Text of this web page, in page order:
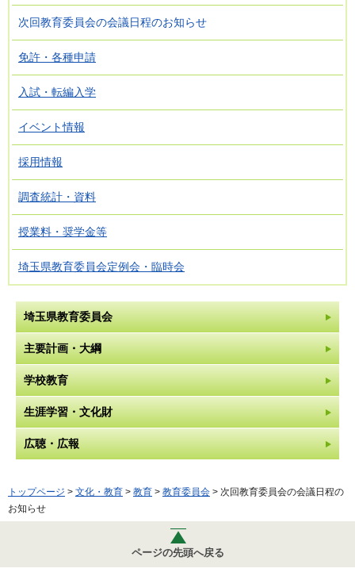
次回教育委員会の会議日程のお知らせ
免許・各種申請
入試・転編入学
イベント情報
採用情報
調査統計・資料
授業料・奨学金等
埼玉県教育委員会定例会・臨時会
埼玉県教育委員会
主要計画・大綱
学校教育
生涯学習・文化財
広聴・広報
トップページ > 文化・教育 > 教育 > 教育委員会 > 次回教育委員会の会議日程の
お知らせ
ページの先頭へ戻る